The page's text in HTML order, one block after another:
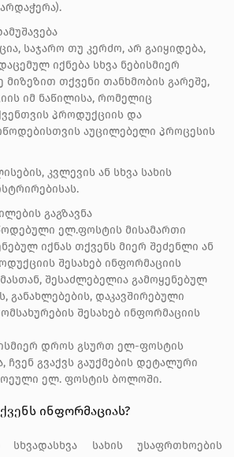
საჯარო თუ კერძო, არ გაიყიდება,
იქნება სხვა ნებისმიერ
მიზეზით თქვენი თანხმობის გარეშე,
იმ ნაწილისა, რომელიც
პროდუქციის და
აუცილებელი პროცესის
კვლევის ან სხვა სახის
გაგზავნა
ელ.ფოსტის მისამართი
იქნას თქვენს მიერ შეძენლი ან
შესახებ ინფორმაციის
შესაძლებელია გამოყენებულ
განახლებების, დაკავშირებული
შესახებ ინფორმაციის
დროს გსურთ ელ-ფოსტის
ჩვენ გვაქვს გაუქმების დეტალური
ელ. ფოსტის ბოლოში.
ინფორმაციას?
სახის უსაფრთხოების